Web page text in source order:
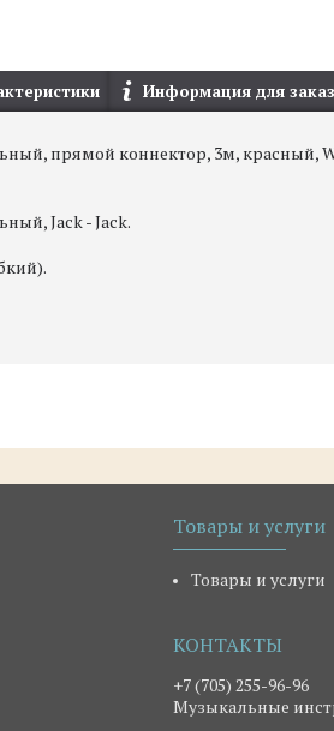
Информация для
прямой коннектор, 3м, красный,
Jack - Jack.
Товары и услуги
Товары и услуги
+7 (705) 255-96-96
Музыкальные